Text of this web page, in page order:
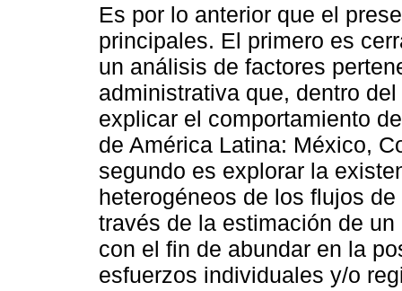
Es por lo anterior que el
principales. El primero es
un análisis de factores
administrativa que, dentro
explicar el comportamiento
de América Latina: México,
segundo es explorar la
heterogéneos de los flujos
través de la estimación de
con el fin de abundar en la
esfuerzos individuales y/o